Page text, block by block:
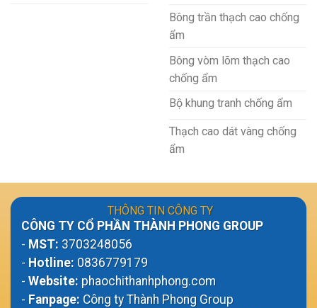
Bông trần thạch cao chống
ẩm
Bông vòm lõm thạch cao
chống ẩm
Bộ khung tranh chống ẩm
Thạch cao dát vàng chống
ẩm
THÔNG TIN CÔNG TY
CÔNG TY CỔ PHẦN THÀNH PHONG GROUP
- MST: 3703248056
- Hotline: 0836779179
- Website: phaochithanhphong.com
- Fanpage: Công ty Thành Phong Group